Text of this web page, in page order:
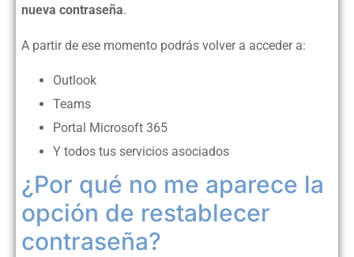
nueva contraseña.
A partir de ese momento podrás volver a acceder a:
Outlook
Teams
Portal Microsoft 365
Y todos tus servicios asociados
¿Por qué no me aparece la
opción de restablecer
contraseña?